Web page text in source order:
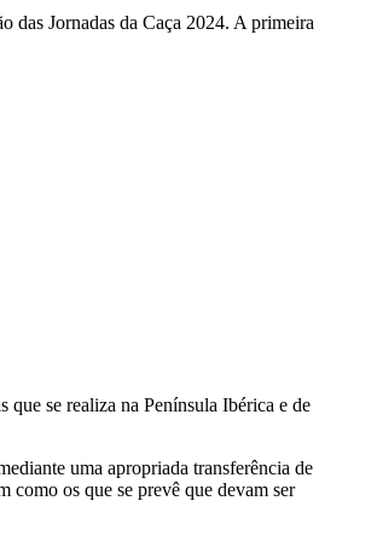
das Jornadas da Caça 2024. A primeira
que se realiza na Península Ibérica e de
uma apropriada transferência de
como os que se prevê que devam ser